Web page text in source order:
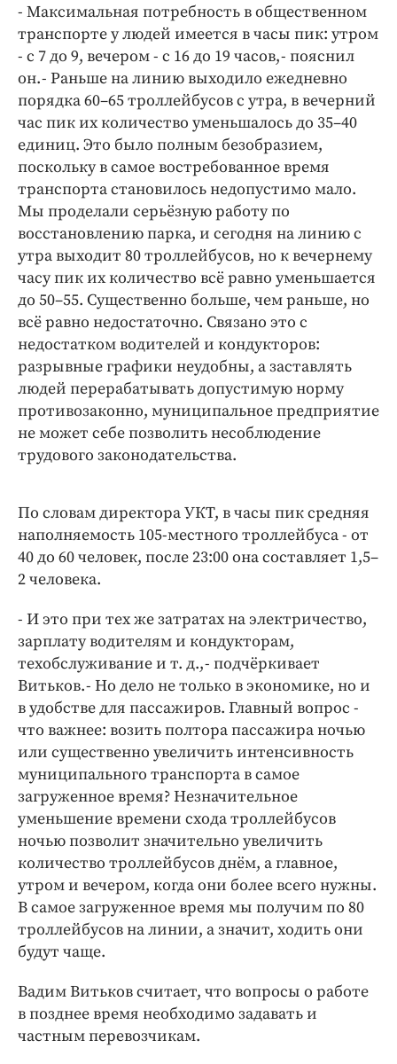
- Максимальная потребность в общественном
транспорте у людей имеется в часы пик: утром
- с 7 до 9, вечером - с 16 до 19 часов, - пояснил
он. - Раньше на линию выходило ежедневно
порядка 60–65 троллейбусов с утра, в вечерний
час пик их количество уменьшалось до 35–40
единиц. Это было полным безобразием,
поскольку в самое востребованное время
транспорта становилось недопустимо мало.
Мы проделали серьёзную работу по
восстановлению парка, и сегодня на линию с
утра выходит 80 троллейбусов, но к вечернему
часу пик их количество всё равно уменьшается
до 50–55. Существенно больше, чем раньше, но
всё равно недостаточно. Связано это с
недостатком водителей и кондукторов:
разрывные графики неудобны, а заставлять
людей перерабатывать допустимую норму
противозаконно, муниципальное предприятие
не может себе позволить несоблюдение
трудового законодательства.
По словам директора УКТ, в часы пик средняя
наполняемость 105-местного троллейбуса - от
40 до 60 человек, после 23:00 она составляет 1,5–
2 человека.
- И это при тех же затратах на электричество,
зарплату водителям и кондукторам,
техобслуживание и т. д., - подчёркивает
Витьков. - Но дело не только в экономике, но и
в удобстве для пассажиров. Главный вопрос -
что важнее: возить полтора пассажира ночью
или существенно увеличить интенсивность
муниципального транспорта в самое
загруженное время? Незначительное
уменьшение времени схода троллейбусов
ночью позволит значительно увеличить
количество троллейбусов днём, а главное,
утром и вечером, когда они более всего нужны.
В самое загруженное время мы получим по 80
троллейбусов на линии, а значит, ходить они
будут чаще.
Вадим Витьков считает, что вопросы о работе
в позднее время необходимо задавать и
частным перевозчикам.